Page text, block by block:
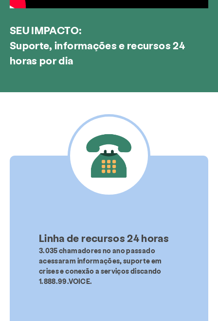
SEU IMPACTO:
Suporte, informações e recursos 24
horas por dia
Linha de recursos 24 horas
3.035 chamadores no ano passado
acessaram informações, suporte em
crises e conexão a serviços discando
1.888.99.VOICE.